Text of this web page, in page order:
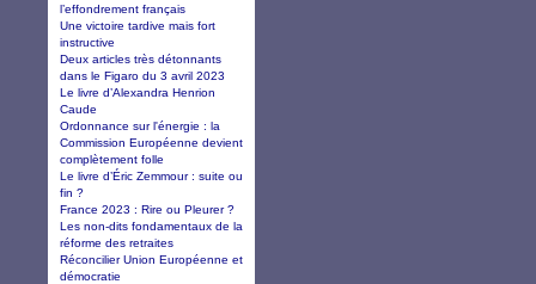
l’effondrement français
Une victoire tardive mais fort
instructive
Deux articles très détonnants
dans le Figaro du 3 avril 2023
Le livre d’Alexandra Henrion
Caude
Ordonnance sur l'énergie : la
Commission Européenne devient
complètement folle
Le livre d’Éric Zemmour : suite ou
fin ?
France 2023 : Rire ou Pleurer ?
Les non-dits fondamentaux de la
réforme des retraites
Réconcilier Union Européenne et
démocratie